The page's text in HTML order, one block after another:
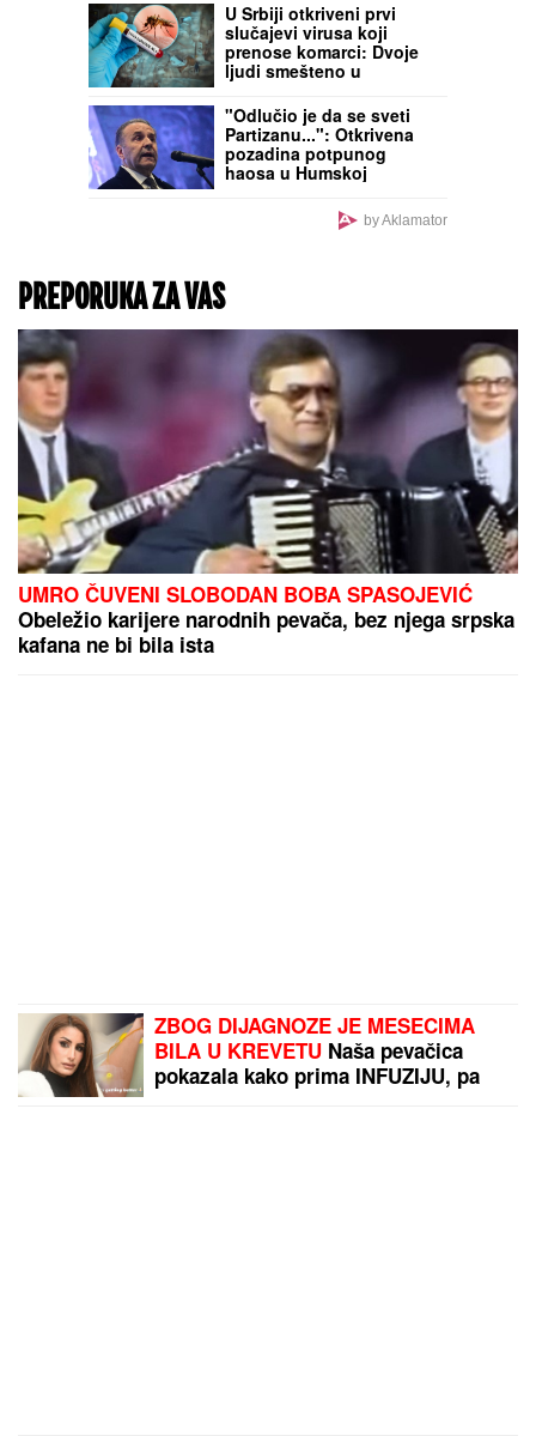
U Srbiji otkriveni prvi
slučajevi virusa koji
prenose komarci: Dvoje
ljudi smešteno u
oglasio se "Batut"
"Odlučio je da se sveti
Partizanu...": Otkrivena
pozadina potpunog
haosa u Humskoj
by Aklamator
PREPORUKA ZA VAS
UMRO ČUVENI SLOBODAN BOBA SPASOJEVIĆ
Obeležio karijere narodnih pevača, bez njega srpska
kafana ne bi bila ista
ZBOG DIJAGNOZE JE MESECIMA
BILA U KREVETU Naša pevačica
pokazala kako prima INFUZIJU, pa